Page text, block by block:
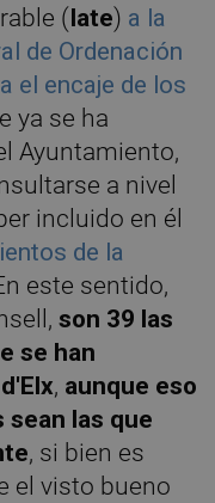
(Iate) a la
de Ordenación
el encaje de los
ya se ha
Ayuntamiento,
a nivel
incluido en él
de la
este sentido,
son 39 las
se han
, aunque eso
sean las que
, si bien es
el visto bueno